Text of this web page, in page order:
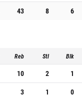
43 8 6
Reb Stl Blk
10 2
1
3 1
0